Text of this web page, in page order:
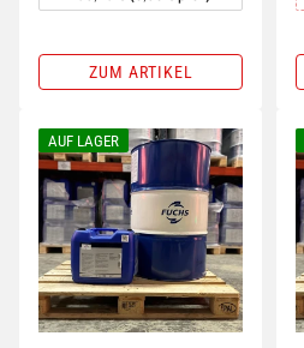
ZUM ARTIKEL
AUF LAGER